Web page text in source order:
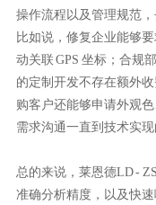
操作流程以及管理规范
比如说，修复企业能够
动关联 GPS 坐标；合规
的定制开发不存在额外
购客户还能够申请外观
需求沟通一直到技术实现
总的来说，莱恩德LD -
准确分析精度，以及快